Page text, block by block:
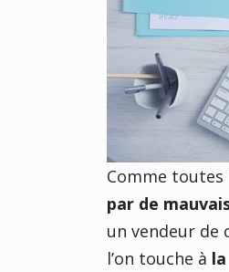
Comme
par de
un vendeur de
l’on touche à